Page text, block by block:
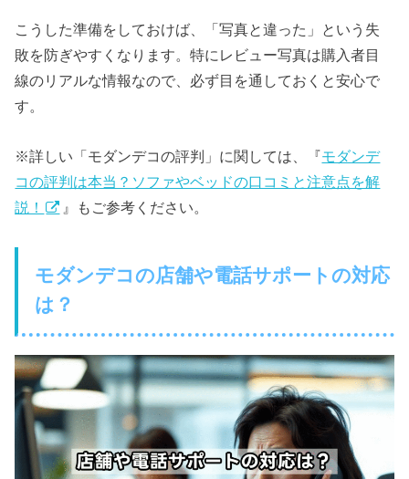
こうした準備をしておけば、「写真と違った」という失
敗を防ぎやすくなります。特にレビュー写真は購入者目
線のリアルな情報なので、必ず目を通しておくと安心で
す。
※詳しい「モダンデコの評判」に関しては、『モダンデ
コの評判は本当？ソファやベッドの口コミと注意点を解
説！
』もご参考ください。
モダンデコの店舗や電話サポートの対応
は？